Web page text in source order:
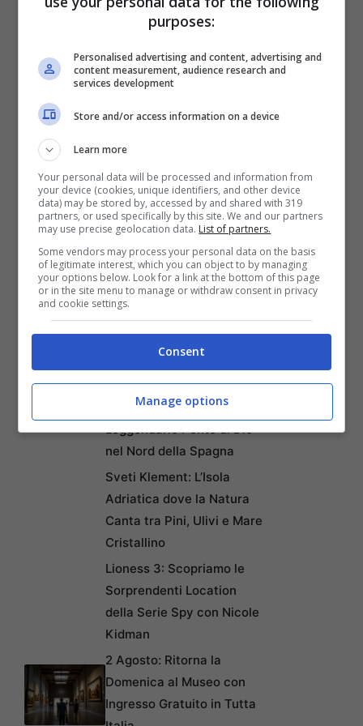
velenose. Vedremo se verranno lanciati
Articoli recenti
Ecco i 10 Paesi Migliori per
Trasferirsi e Lavorare da
Remoto secondo la Nuova
Classifica
Napoli tra le Top 10 Città
Mondiali per il Workcation
2026: Cultura, Cibo e
Rendono la Favorita
Puentedey: Il Borgo di
Pietra Sospeso sul
Leggendario Ponte di Dio
nel Nord della Spagna
Sveti Klement: L’Isola
Adriatica dove la Natura
Canta tra Pini, Ulivi e Mare
Cristallino
Lioness 3: Scopriamo le
Sorprendenti Location
della Serie Spy con Nicole
Kidman
2 Agosto: Ritorna la
Domenica al Museo con
Ingresso Gratuito in Tutta
purposes:
Personalised advertising and content, advertising and
content measurement, audience research and
services development
Store and/or access information on a device
Learn more
Your personal data will be processed and information from
your device (cookies, unique identifiers, and other device
data) may be stored by, accessed by and shared with 319
partners, or used specifically by this site. We and our partners
may use precise geolocation data. List of partners.
Some vendors may process your personal data on the basis
of legitimate interest, which you can object to by managing
your options below. Look for a link at the bottom of this page
or in the site menu to manage or withdraw consent in privacy
and cookie settings.
Consent
Manage options